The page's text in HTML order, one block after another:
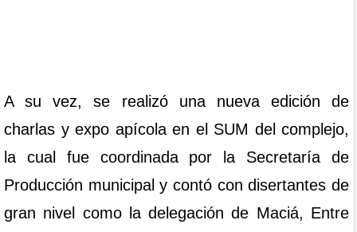
A su vez, se realizó una nueva edición de
charlas y expo apícola en el SUM del complejo,
la cual fue coordinada por la Secretaría de
Producción municipal y contó con disertantes de
gran nivel como la delegación de Maciá, Entre